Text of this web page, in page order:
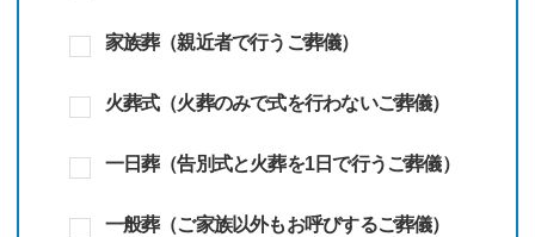
家族葬（親近者で行うご葬儀）
火葬式（火葬のみで式を行わないご葬儀）
一日葬（告別式と火葬を1日で行うご葬儀）
一般葬（ご家族以外もお呼びするご葬儀）